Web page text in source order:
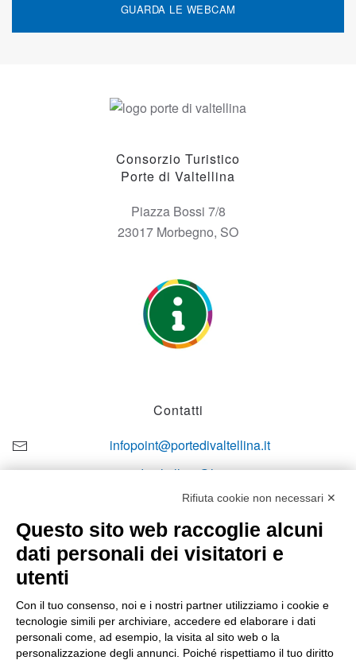
GUARDA LE WEBCAM
Consorzio Turistico
Porte di Valtellina
Piazza Bossi 7/8
23017 Morbegno, SO
Contatti
infopoint@portedivaltellina.it
portedivaltellina@lamiapec.it
+39 0342 601140
Lun-ven
08:00 – 12:10 / 14:00 – 18:10
Rifiuta cookie non necessari ✕
Questo sito web raccoglie alcuni
dati personali dei visitatori e
utenti
Con il tuo consenso, noi e i nostri partner utilizziamo i cookie e
tecnologie simili per archiviare, accedere ed elaborare i dati
personali come, ad esempio, la visita al sito web o la
personalizzazione degli annunci. Poiché rispettiamo il tuo diritto